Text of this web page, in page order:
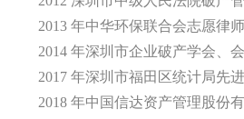
2013 年中华环保联合会志愿律
2014 年深圳市企业破产学会、
2017 年深圳市福田区统计局先
2018 年中国信达资产管理股份